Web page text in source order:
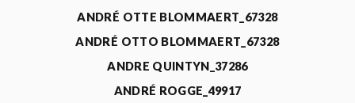
ANDRÉ OTTE BLOMMAERT_67328
ANDRÉ OTTO BLOMMAERT_67328
ANDRE QUINTYN_37286
ANDRÉ ROGGE_49917